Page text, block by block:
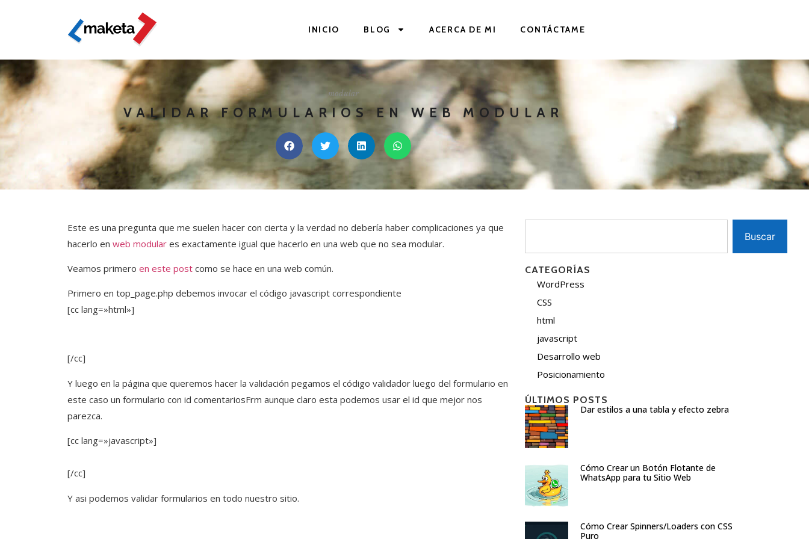
INICIO BLOG ACERCA DE MI CONTÁCTAME
modular
VALIDAR FORMULARIOS EN WEB MODULAR
Este es una pregunta que me suelen hacer con cierta y la verdad no debería haber complicaciones ya que
hacerlo en web modular es exactamente igual que hacerlo en una web que no sea modular.
Veamos primero en este post como se hace en una web común.
Primero en top_page.php debemos invocar el código javascript correspondiente
[cc lang=»html»]
[/cc]
Y luego en la página que queremos hacer la validación pegamos el código validador luego del formulario en
este caso un formulario con id comentariosFrm aunque claro esta podemos usar el id que mejor nos
parezca.
[cc lang=»javascript»]
[/cc]
Y asi podemos validar formularios en todo nuestro sitio.
Buscar
CATEGORÍAS
WordPress
CSS
html
javascript
Desarrollo web
Posicionamiento
ÚLTIMOS POSTS
Dar estilos a una tabla y efecto zebra
Cómo Crear un Botón Flotante de
WhatsApp para tu Sitio Web
Cómo Crear Spinners/Loaders con CSS
Puro